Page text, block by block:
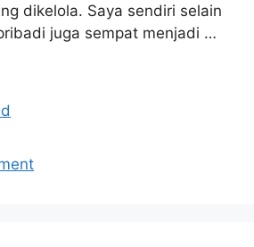
dikelola. Saya sendiri selain
juga sempat menjadi …